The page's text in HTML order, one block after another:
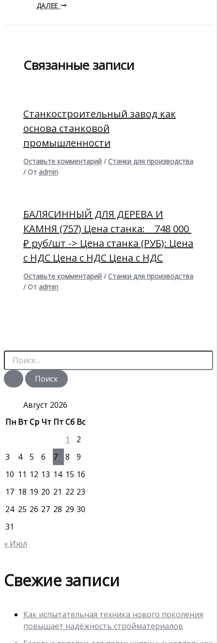
ДАЛЕЕ
Связанные записи
Станкостроительный завод как
основа станковой
промышленности
Оставьте комментарий / Станки для производства
/ От admin
БАЛЯСИННЫЙ ДЛЯ ДЕРЕВА И
КАМНЯ (757) Цена станка: 748 000
₽ руб/шт -> Цена станка (РУБ): Цена
с НДС Цена с НДС Цена с НДС
Оставьте комментарий / Станки для производства
/ От admin
П
и
с
Август 2026
Пн ВтСр Чт ПтСб Вс
1
2
3
4 5 6 7 8
9
10 11 12 13 14 15 16
17 18 19 20 21 22 23
24 25 26 27 28 29 30
31
« Июл
Свежие записи
Как испытательная техника нового поколения
повышает надёжность стройматериалов